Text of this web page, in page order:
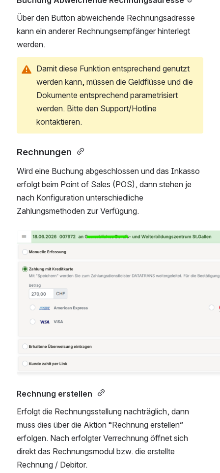
Über den Button abweichende Rechnungsadresse
kann ein anderer Rechnungsempfänger hinterlegt
werden.
Damit diese Funktion entsprechend genutzt
werden kann, müssen die Geldflüsse und die
Dokumente entsprechend parametrisiert
werden. Bitte den Support/Hotline
kontaktieren.
Rechnungen
Wird eine Buchung abgeschlossen und das Inkasso
erfolgt beim Point of Sales (POS), dann stehen je
nach Konfiguration unterschiedliche
Zahlungsmethoden zur Verfügung.
Open
Rechnung erstellen
Erfolgt die Rechnungsstellung nachträglich, dann
muss dies über die Aktion “Rechnung erstellen”
erfolgen. Nach erfolgter Verrechnung öffnet sich
direkt das Rechnungsmodul bzw. die erstellte
Rechnung / Debitor.